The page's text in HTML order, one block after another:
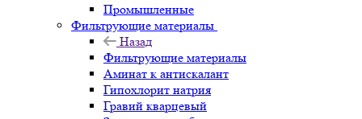
Промышленные
Фильтрующие материалы
Назад
Фильтрующие материалы
Аминат к антискалант
Гипохлорит натрия
Гравий кварцевый